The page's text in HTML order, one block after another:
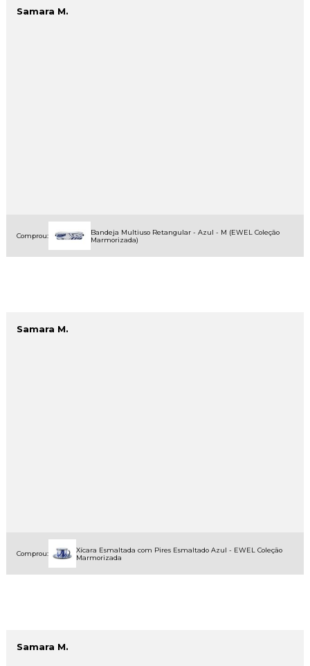
Samara M.
Comprou:
Bandeja Multiuso Retangular - Azul - M (EWEL Coleção
Marmorizada)
Samara M.
Comprou:
Xícara Esmaltada com Pires Esmaltado Azul - EWEL Coleção
Marmorizada
Samara M.